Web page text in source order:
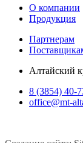
О компании
Продукция
Партнерам
Алтайский
8 (3854) 40-
office@mt-